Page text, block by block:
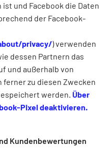
und Facebook die Daten
der Facebook-
privacy/) verwenden
dessen Partnern das
und außerhalb von
ferner zu diesen Zwecken
werden. Über
Pixel deaktivieren.
Kundenbewertungen